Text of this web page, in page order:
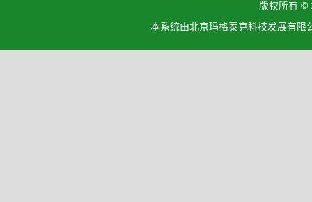
版权所有 ©
本系统由北京玛格泰克科技发展有